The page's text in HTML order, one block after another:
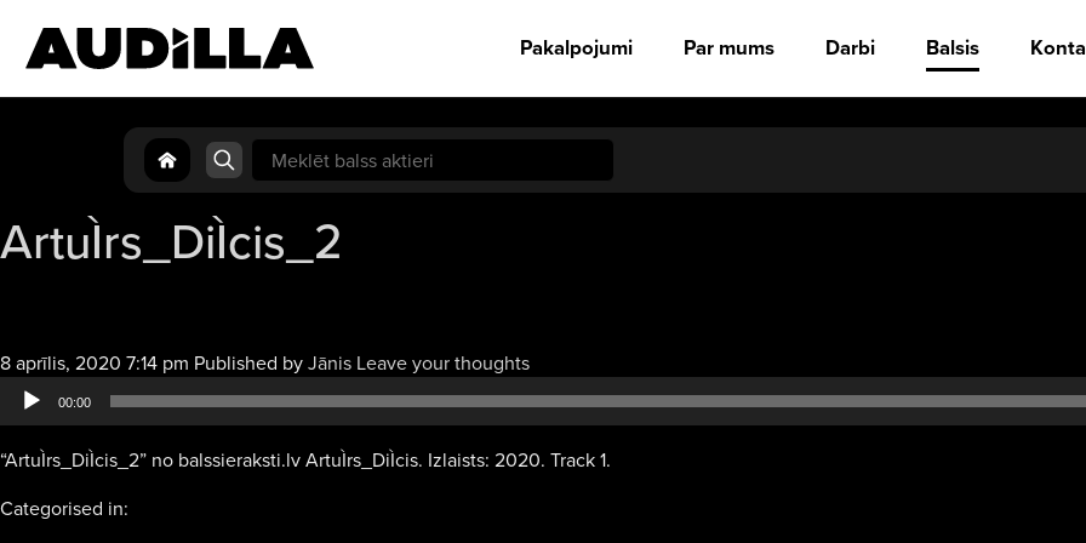
Pakalpojumi Par mums Darbi Balsis
Search
for:
ArtuÌrs_DiÌcis_2
8 aprīlis, 2020 7:14 pm Published byJānis Leave your thoughtsAudio
atskaņotājs
00:00
“ArtuÌrs_DiÌcis_2” no balssieraksti.lv ArtuÌrs_DiÌcis. Izlaists: 2020. Track 1.
Categorised in: